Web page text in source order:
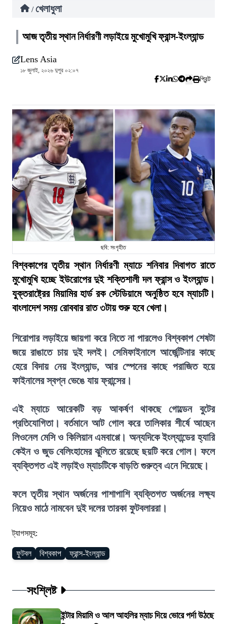
/ খেলাধুলা
আজ তৃতীয় স্থান নির্ধারণী লড়াইয়ে মুখোমুখি ফ্রান্স-ইংল্যান্ড
Lens Asia
১৮ জুলাই, ২০২৬ দুপুর ০২:০৭
প্রিন্ট
ছবি: সংগৃহীত
বিশ্বকাপের তৃতীয় স্থান নির্ধারণী ম্যাচে শনিবার দিবাগত রাতে
মুখোমুখি হচ্ছে ইউরোপের দুই শক্তিশালী দল ফ্রান্স ও ইংল্যান্ড।
যুক্তরাষ্ট্রের মিয়ামির হার্ড রক স্টেডিয়ামে অনুষ্ঠিত হবে ম্যাচটি।
বাংলাদেশ সময় রোববার রাত ৩টায় শুরু হবে খেলা।
শিরোপার লড়াইয়ে জায়গা করে নিতে না পারলেও বিশ্বকাপ শেষটা
জয়ে রাঙাতে চায় দুই দলই। সেমিফাইনালে আর্জেন্টিনার কাছে
হেরে বিদায় নেয় ইংল্যান্ড, আর স্পেনের কাছে পরাজিত হয়ে
ফাইনালের স্বপ্ন ভেঙে যায় ফ্রান্সের।
এই ম্যাচে আরেকটি বড় আকর্ষণ থাকছে গোল্ডেন বুটের
প্রতিযোগিতা। বর্তমানে আট গোল করে তালিকার শীর্ষে আছেন
লিওনেল মেসি ও কিলিয়ান এমবাপ্পে। অন্যদিকে ইংল্যান্ডের হ্যারি
কেইন ও জুড বেলিংহামের ঝুলিতে রয়েছে ছয়টি করে গোল। ফলে
ব্যক্তিগত এই লড়াইও ম্যাচটিকে বাড়তি গুরুত্ব এনে দিয়েছে।
ফলে তৃতীয় স্থান অর্জনের পাশাপাশি ব্যক্তিগত অর্জনের লক্ষ্য
নিয়েও মাঠে নামবেন দুই দলের তারকা ফুটবলাররা।
ট্যাগসমূহ:
ফুটবল বিশ্বকাপ ফ্রান্স-ইংল্যান্ড
সংশ্লিষ্ট
ইন্টার মিয়ামি ও আল আহলির ম্যাচ দিয়ে ভোরে পর্দা উঠছে